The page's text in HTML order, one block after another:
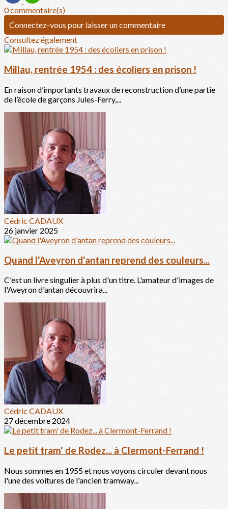
0 commentaire(s)
Connectez-vous pour laisser un commentaire
Consultez également
Millau, rentrée 1954 : des écoliers en prison !
En raison d’importants travaux de reconstruction d’une partie
de l’école de garçons Jules-Ferry,...
Cédric CADAUX
26 janvier 2025
Quand l'Aveyron d'antan reprend des couleurs...
C'est un livre singulier à plus d'un titre. L'amateur d'images de
l'Aveyron d'antan découvrira...
Cédric CADAUX
27 décembre 2024
Le petit tram' de Rodez... à Clermont-Ferrand !
Nous sommes en 1955 et nous voyons circuler devant nous
l'une des voitures de l'ancien tramway...